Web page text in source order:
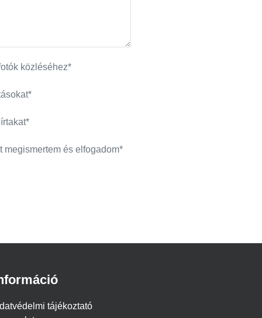
közléséhez*
és elfogadom*
tájékoztató